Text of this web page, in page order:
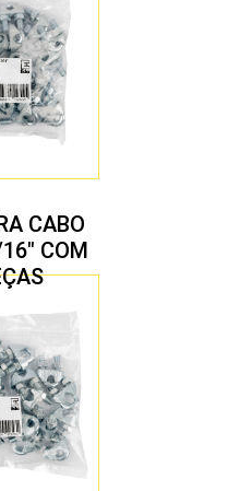
CABO
COM